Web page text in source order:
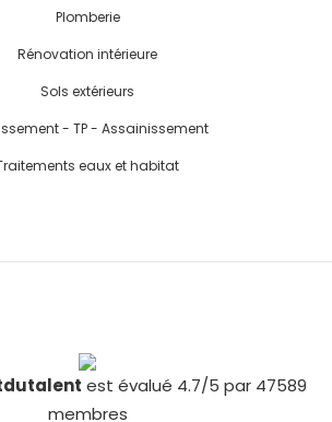
Plomberie
Rénovation intérieure
Sols extérieurs
- TP - Assainissement
eaux et habitat
est évalué 4.7/5 par 47589
membres